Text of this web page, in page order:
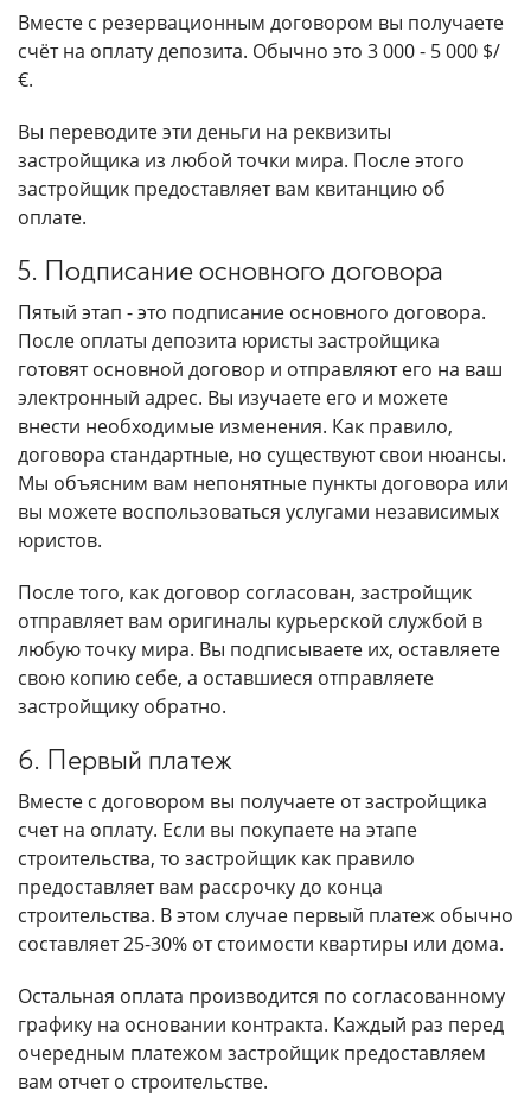
Вместе с резервационным договором вы получаете
счёт на оплату депозита. Обычно это 3 000 - 5 000 $/
€.
Вы переводите эти деньги на реквизиты
застройщика из любой точки мира. После этого
застройщик предоставляет вам квитанцию об
оплате.
5. Подписание основного договора
Пятый этап - это подписание основного договора.
После оплаты депозита юристы застройщика
готовят основной договор и отправляют его на ваш
электронный адрес. Вы изучаете его и можете
внести необходимые изменения. Как правило,
договора стандартные, но существуют свои нюансы.
Мы объясним вам непонятные пункты договора или
вы можете воспользоваться услугами независимых
юристов.
После того, как договор согласован, застройщик
отправляет вам оригиналы курьерской службой в
любую точку мира. Вы подписываете их, оставляете
свою копию себе, а оставшиеся отправляете
застройщику обратно.
6. Первый платеж
Вместе с договором вы получаете от застройщика
счет на оплату. Если вы покупаете на этапе
строительства, то застройщик как правило
предоставляет вам рассрочку до конца
строительства. В этом случае первый платеж обычно
составляет 25-30% от стоимости квартиры или дома.
Остальная оплата производится по согласованному
графику на основании контракта. Каждый раз перед
очередным платежом застройщик предоставляем
вам отчет о строительстве.